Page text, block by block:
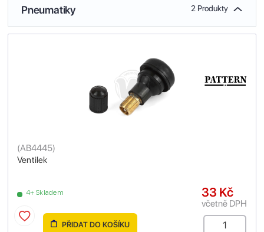
Pneumatiky 2 Produkty
Ventilek
(AB4445)
4+ Skladem 33 Kč
včetně DPH
PŘIDAT DO KOŠÍKU